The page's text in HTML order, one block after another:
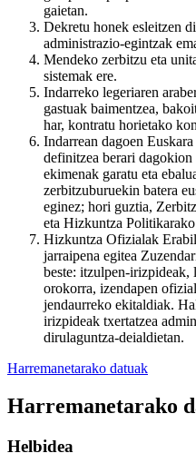
gaietan.
Dekretu honek esleitzen
administrazio-egintzak
Mendeko zerbitzu eta
sistemak ere.
Indarreko legeriaren
gastuak baimentzea,
har, kontratu horietako
Indarrean dagoen
definitzea berari
ekimenak garatu eta
zerbitzuburuekin batera
eginez; hori guztia,
eta Hizkuntza
Hizkuntza Ofizialak
jarraipena egitea
beste: itzulpen-irizpideak,
orokorra, izendapen
jendaurreko ekitaldiak.
irizpideak txertatzea
dirulaguntza-deialdietan.
Harremanetarako datuak
Harremanetarako
Helbidea